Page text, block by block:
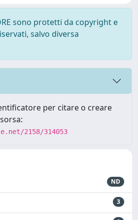
sono protetti da copyright e
salvo diversa
per citare o creare
2158/314053
ND
3